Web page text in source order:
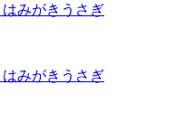
はみがきうさぎ
はみがきうさぎ